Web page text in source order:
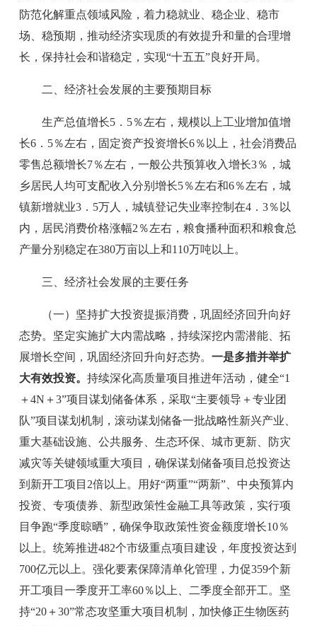
防范化解重点领域风险，着力稳就业、稳企业、稳市
场、稳预期，推动经济实现质的有效提升和量的合理增
长，保持社会和谐稳定，实现“十五五”良好开局。
二、经济社会发展的主要预期目标
生产总值增长5．5％左右，规模以上工业增加值增
长6．5％左右，固定资产投资增长6％ 以上，社会消费品
零售总额增长7％左右，一般公共预算收入增长3％ ，城
乡居民人均可支配收入分别增长5％左右和6％左右，城
镇新增就业3．5万人，城镇登记失业率控制在4．3％ 以
内，居民消费价格涨幅2％左右，粮食播种面积和粮食总
产量分别稳定在380万亩以上和110万吨以上。
三、经济社会发展的主要任务
（一） 坚持扩大投资提振消费，巩固经济回升向好
态势。 坚定实施扩大内需战略，持续深挖内需潜能、拓
展增长空间，巩固经济回升向好态势。 一是多措并举扩
大有效投资。 持续深化高质量项目推进年活动，健全“1
＋4N＋3”项目谋划储备体系，采取“主要领导 ＋专业团
队”项目谋划机制，滚动谋划储备一批战略性新兴产业、
重大基础设施、公共服务、生态环保、城市更新、防灾
减灾等关键领域重大项目，确保谋划储备项目总投资达
到新开工项目 2倍以上。用好“两重”“两新” 、中央预算内
投资、专项债券、新型政策性金融工具等政策，实行项
目争跑“季度晾晒” ，确保争取政策性资金额度增长10％
以上。统筹推进482个市级重点项目建设，年度投资达到
700亿元以上。强化要素保障清单化管理，力促359个新
开工项目一季度开工率60％ 以上、二季度全部开工。坚
持“20＋30”常态攻坚重大项目机制，加快修正生物医药